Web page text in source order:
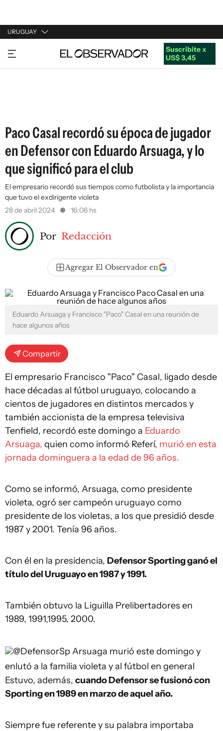
URUGUAY
URUGUAY
ARGENTINA
Suscribite x
US$ 3,45
Paco Casal recordó su época de jugador
en Defensor con Eduardo Arsuaga, y lo
que significó para el club
El empresario recordó sus tiempos como futbolista y la importancia
que tuvo el exdirigente violeta
28 de abril 2024
16:06 hs
Por Redacción
Agregar El Observador en
Eduardo Arsuaga y Francisco "Paco" Casal en una reunión de
hace algunos años
Compartir
El empresario Francisco "Paco" Casal, ligado desde
hace décadas al fútbol uruguayo, colocando a
cientos de jugadores en distintos mercados y
también accionista de la empresa televisiva
Tenfield, recordó este domingo a Eduardo
Arsuaga, quien como informó Referí, murió en esta
jornada dominguera a la edad de 96 años.
Como se informó, Arsuaga, como presidente
violeta, ogró ser campeón uruguayo como
presidente de los violetas, a los que presidió desde
1987 y 2001. Tenía 96 años.
Con él en la presidencia, Defensor Sporting ganó el
título del Uruguayo en 1987 y 1991.
También obtuvo la Liguilla Prelibertadores en
1989, 1991,1995, 2000.
@DefensorSpArsuaga murió este domingo y
enlutó a la familia violeta y al fútbol en general
Estuvo, además, cuando Defensor se fusionó con
Sporting en 1989 en marzo de aquel año.
Siempre fue referente y su palabra importaba